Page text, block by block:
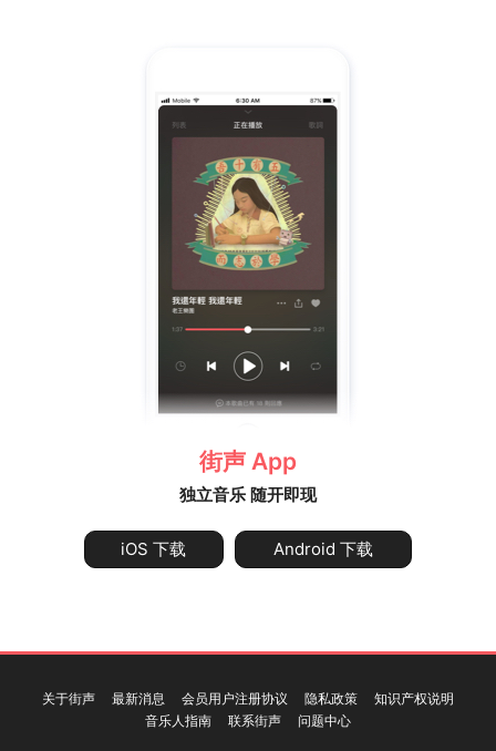
街声 App
独立音乐 随开即现
iOS 下载 Android 下载
关于街声 最新消息 会员用户注册协议 隐私政策
知识产权说明
音乐人指南
联系街声 问题中心